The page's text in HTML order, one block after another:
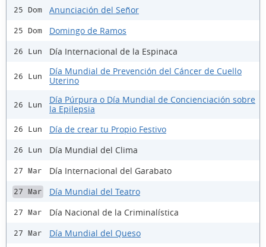
25 Dom Anunciación del Señor
25 Dom Domingo de Ramos
26 Lun Día Internacional de la Espinaca
26 Lun
Día Mundial de Prevención del Cáncer de Cuello
Uterino
26 Lun
Día Púrpura o Día Mundial de Concienciación sobre
la Epilepsia
26 Lun Día de crear tu Propio Festivo
26 Lun Día Mundial del Clima
27 Mar Día Internacional del Garabato
27 Mar Día Mundial del Teatro
27 Mar Día Nacional de la Criminalística
27 Mar Día Mundial del Queso